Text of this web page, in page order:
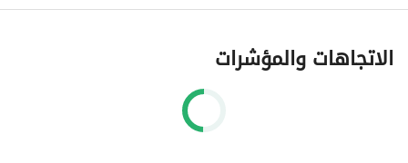
الاتجاهات والمؤشرات